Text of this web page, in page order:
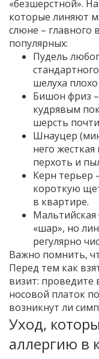
«безшерстной».
которые линяют
слюне – главного
популярных:
Пудель
шелуха
Бишон фриз –
кудрявым
шерсть
Шнауцер
него
перхоть и
Керн терьер
короткую
в квартире.
«шар», но
регулярно
Важно помнить,
Перед тем как
визит: проведите
носовой платок
возникнут ли
Уход,
аллергию в